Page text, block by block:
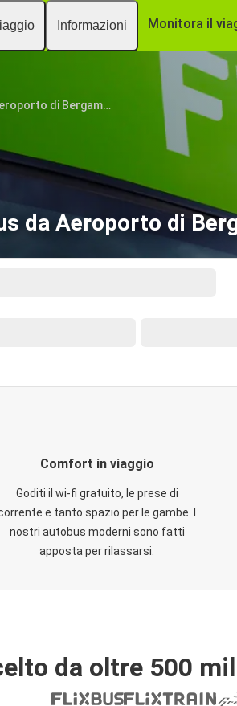
Informazioni Monitora il
Aeroporto di Bergamo Orio al Serio
da Aeroporto di
Comfort in viaggio
Goditi il wi-fi gratuito, le prese di
e tanto spazio per le gambe. I
nostri autobus moderni sono fatti
apposta per rilassarsi.
da oltre 500